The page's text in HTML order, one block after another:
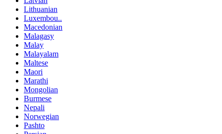
Lithuanian
Luxembou..
Macedonian
Malagasy
Malay
Malayalam
Maltese
Maori
Marathi
Mongolian
Burmese
Nepali
Norwegian
Pashto